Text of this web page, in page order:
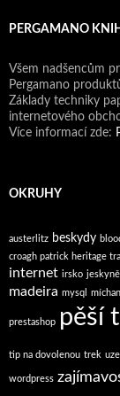
PERGAMANO
Všem nadšencům
Pergamano
Základy techniky
internetového
Více informací zde:
OKRUHY
austerlitz beskydy
croagh patrick heritage
internet irsko jeskyně
madeira mysql
prestashop pěší
tip na dovolenou trek
wordpress